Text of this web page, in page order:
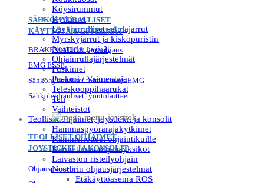
Köysirummut
Kytkimet
Levyjarrulliset satulajarrut
Myrskyjarrut ja kiskopuristin
Nosturin pyörät
Ohjainrullajärjestelmät
Puskimet
Puskuri / Vaimentaja
Teleskooppihaarukat
Teli
Vaihteistot
Teolliset ohjaimet, joystickit ja konsolit
Hammaspyörärajakytkimet
Kämmenotteet ohjaintikuille
Kannettavat ohjausyksiköt
Laivaston risteilyohjain
Nosturin ohjausjärjestelmät
Etäkäyttöasema ROS
SÄHKÖHYDRAULISET
KÄYTTÖJÄRJESTELMÄT
BRAKEMATIC® Jarruohjaus
EMG ESSE
Sähköhydrauliset toimilaitteet EMG
Sähköhydrauliset työntölaitteet
TEOLLISET OHJAIMET,
JOYSTICKIT JA KONSOLIT
Ohjauspaneelit